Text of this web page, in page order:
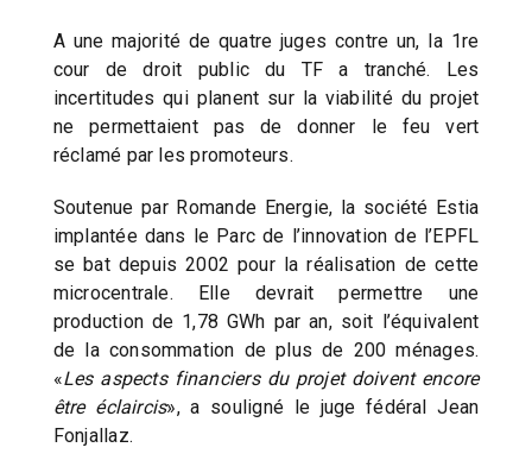
A une majorité de quatre juges contre un, la 1re
cour de droit public du TF a tranché. Les
incertitudes qui planent sur la viabilité du projet
ne permettaient pas de donner le feu vert
réclamé par les promoteurs.
Soutenue par Romande Energie, la société Estia
implantée dans le Parc de l’innovation de l’EPFL
se bat depuis 2002 pour la réalisation de cette
microcentrale. Elle devrait permettre une
production de 1,78 GWh par an, soit l’équivalent
de la consommation de plus de 200 ménages.
«Les aspects financiers du projet doivent encore
être éclaircis», a souligné le juge fédéral Jean
Fonjallaz.